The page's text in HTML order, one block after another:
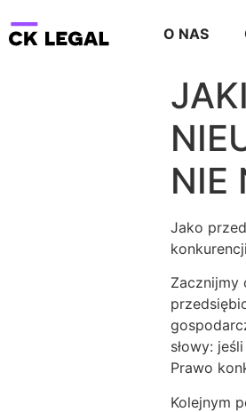
O NAS
NIE
Jako
Zacznijmy
słowy:
Prawo
Kolejnym